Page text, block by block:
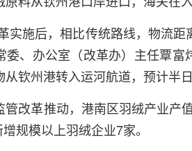
实施后，相比传统路线，物流
委、办公室（改革办）主任覃
从钦州港转入运河航道，预计半
管改革推动，港南区羽绒产业
规模以上羽绒企业7家。